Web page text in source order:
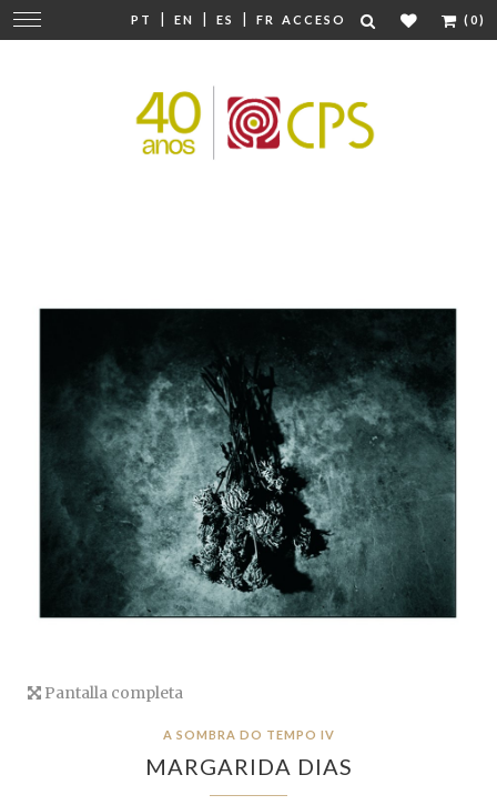
PT | EN | ES | FR ACCESO (0)
Cambiar
navegación
Pantalla completa
A SOMBRA DO TEMPO IV
MARGARIDA DIAS